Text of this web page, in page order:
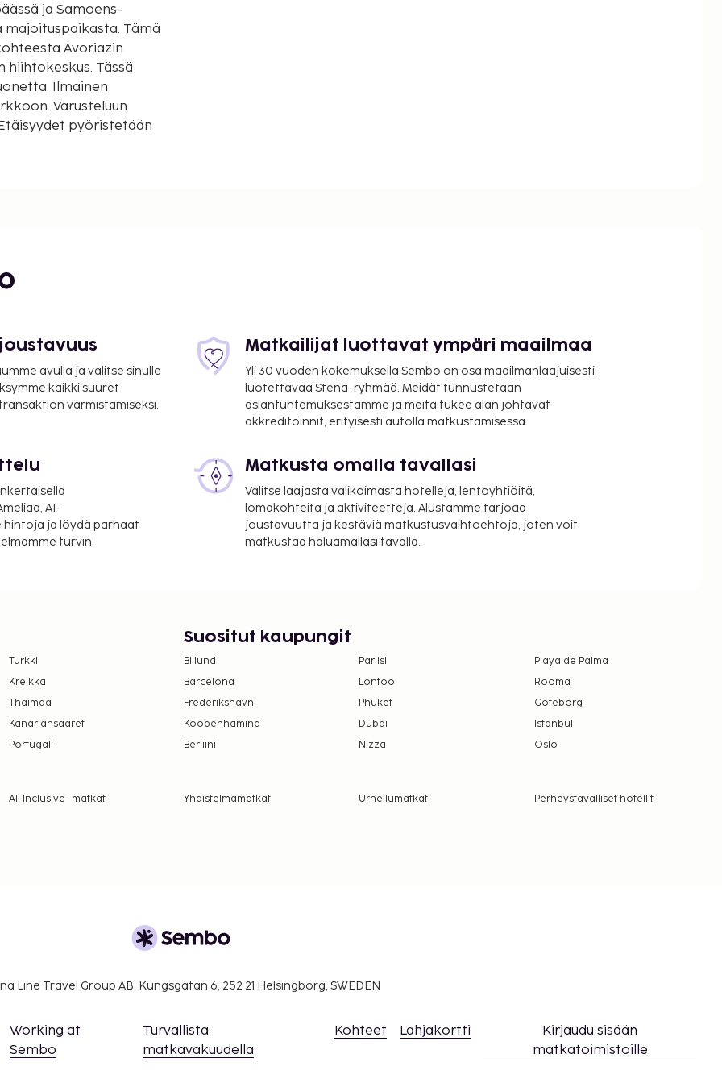
ja Samoens-
Tämä
Avoriazin
hiihtokeskus. Tässä
Ilmainen
Varusteluun
pyöristetään
/ 48,6 mi
kansainvälinen
langaton
Buffetaamiainen
maksut.
yö. Tätä veroa ei
avulla ja valitse sinulle
kaikki suuret
varmistamiseksi.
Matkailijat luottavat ympäri maailmaa
Yli 30 vuoden kokemuksella Sembo on osa maailmanlaajuisesti
luotettavaa Stena-ryhmää. Meidät tunnustetaan
asiantuntemuksestamme ja meitä tukee alan johtavat
akkreditoinnit, erityisesti autolla matkustamisessa.
AI-
ja löydä parhaat
turvin.
Matkusta omalla tavallasi
Valitse laajasta valikoimasta hotelleja, lentoyhtiöitä,
lomakohteita ja aktiviteetteja. Alustamme tarjoaa
joustavuutta ja kestäviä matkustusvaihtoehtoja, joten voit
matkustaa haluamallasi tavalla.
Turkki
Kreikka
Thaimaa
Kanariansaaret
Portugali
Suositut kaupungit
Billund Pariisi
Playa de Palma
Barcelona
Lontoo
Rooma
Frederikshavn
Phuket
Göteborg
Kööpenhamina
Dubai
Istanbul
Berliini
Nizza Oslo
All Inclusive -matkat Yhdistelmämatkat Urheilumatkat
Perheystävälliset hotellit
Line Travel Group AB, Kungsgatan 6, 252 21 Helsingborg, SWEDEN
Working at
Sembo
Turvallista
matkavakuudella
Kohteet Lahjakortti
Kirjaudu sisään
matkatoimistoille